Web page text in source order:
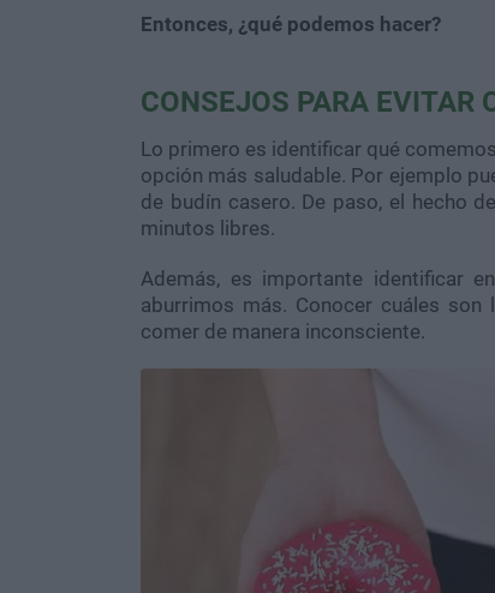
Entonces, ¿qué podemos hacer?
CONSEJOS PARA EVITAR
Lo primero es identificar qué
opción más saludable. Por ejemplo
de budín casero. De paso, el hecho
minutos libres.
Además, es importante identificar
aburrimos más. Conocer cuáles son
comer de manera inconsciente.